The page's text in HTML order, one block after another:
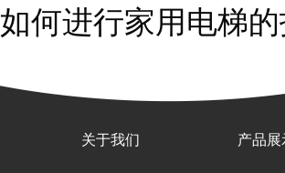
如何进行家用电梯
关于我们 产品展